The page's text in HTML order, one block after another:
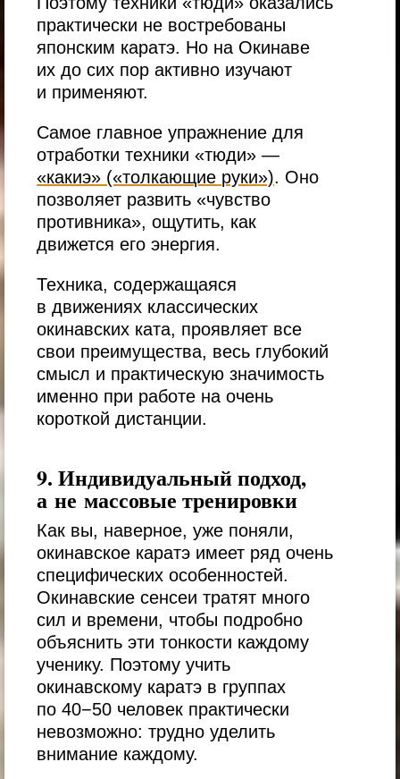
практически не востребованы
японским каратэ. Но на Окинаве
их до сих пор активно изучают
и применяют.
Самое главное упражнение для
отработки техники «тюди» —
«какиэ» («толкающие руки»). Оно
позволяет развить «чувство
противника», ощутить, как
движется его энергия.
Техника, содержащаяся
в движениях классических
окинавских ката, проявляет все
свои преимущества, весь глубокий
смысл и практическую значимость
именно при работе на очень
короткой дистанции.
9. Индивидуальный подход,
а не массовые тренировки
Как вы, наверное, уже поняли,
окинавское каратэ имеет ряд очень
специфических особенностей.
Окинавские сенсеи тратят много
сил и времени, чтобы подробно
объяснить эти тонкости каждому
ученику. Поэтому учить
окинавскому каратэ в группах
по 40−50 человек практически
невозможно: трудно уделить
внимание каждому.